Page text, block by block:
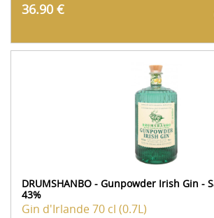
36.90 €
DRUMSHANBO - Gunpowder Irish Gin -
43%
Gin d'Irlande70 cl (0.7L)